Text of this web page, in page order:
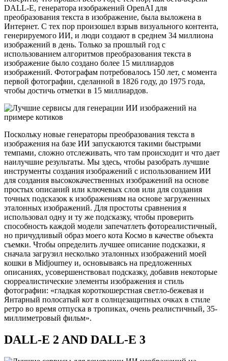
DALL-E, генератора изображений OpenAI для
преобразования текста в изображение, была выложена в
Интернет. С тех пор произошел взрыв визуального контента,
генерируемого ИИ, и люди создают в среднем 34 миллиона
изображений в день. Только за прошлый год с
использованием алгоритмов преобразования текста в
изображение было создано более 15 миллиардов
изображений. Фотографам потребовалось 150 лет, с момента
первой фотографии, сделанной в 1826 году, до 1975 года,
чтобы достичь отметки в 15 миллиардов.
Поскольку новые генераторы преобразования текста в
изображения на базе ИИ запускаются такими быстрыми
темпами, сложно отслеживать, что там происходит и что дает
наилучшие результаты. Мы здесь, чтобы разобрать лучшие
инструменты создания изображений с использованием ИИ
для создания высококачественных изображений на основе
простых описаний или ключевых слов или для создания
точных подсказок к изображениям на основе загруженных
эталонных изображений. Для простоты сравнения я
использовал одну и ту же подсказку, чтобы проверить
способность каждой модели запечатлеть фотореалистичный,
но причудливый образ моего кота Космо в качестве объекта
съемки. Чтобы определить лучшее описание подсказки, я
сначала загрузил несколько эталонных изображений моей
кошки в Midjourney и, основываясь на предложенных
описаниях, усовершенствовал подсказку, добавив некоторые
сюрреалистические элементы изображения и стиль
фотографии: «гладкая короткошерстная светло-бежевая и
Янтарный полосатый кот в солнцезащитных очках в стиле
ретро во время отпуска в тропиках, очень реалистичный, 35-
миллиметровый фильм».
DALL-E 2 AND DALL-E 3